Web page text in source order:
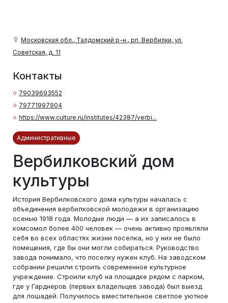
Московская обл., Талдомский р-н., рп. Вербилки, ул.
Советская, д. 11
Контакты
79039693552
79771997904
https://www.culture.ru/institutes/42387/verbi...
Административные
Вербилковский дом
культуры
История Вербилковского дома культуры началась с
объединения вербилковской молодежи в организацию
осенью 1918 года. Молодые люди — а их записалось в
комсомол более 400 человек — очень активно проявляли
себя во всех областях жизни поселка, но у них не было
помещения, где бы они могли собираться. Руководство
завода понимало, что поселку нужен клуб. На заводском
собрании решили строить современное культурное
учреждение. Строили клуб на площадке рядом с парком,
где у Гарднеров (первых владельцев завода) был выезд
для лошадей. Получилось вместительное светлое уютное